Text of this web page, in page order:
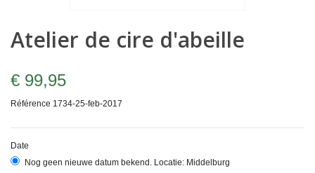
Atelier de cire d'abeille
€ 99,95
Référence 1734-25-feb-2017
Date
Nog geen nieuwe datum bekend. Locatie: Middelburg